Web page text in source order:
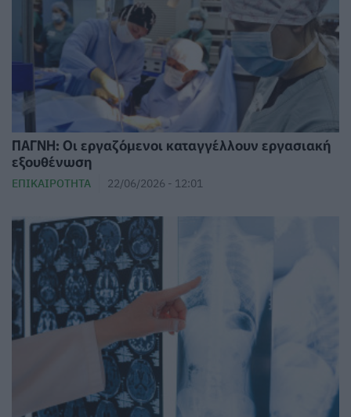
ΠΑΓΝΗ: Οι εργαζόμενοι καταγγέλλουν εργασιακή
εξουθένωση
ΕΠΙΚΑΙΡΌΤΗΤΑ 22/06/2026 - 12:01